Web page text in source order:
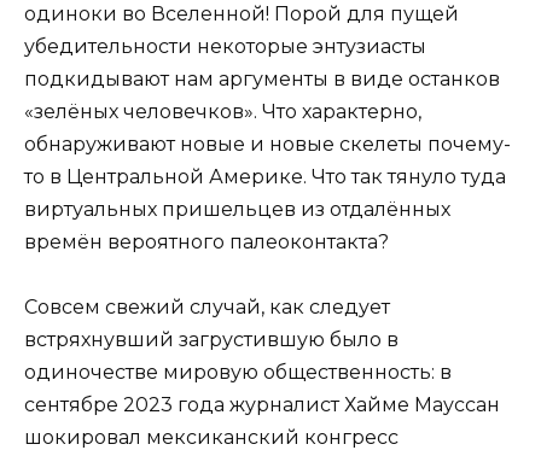
одиноки во Вселенной! Порой для пущей
убедительности некоторые энтузиасты
подкидывают нам аргументы в виде останков
«зелёных человечков». Что характерно,
обнаруживают новые и новые скелеты почему-
то в Центральной Америке. Что так тянуло туда
виртуальных пришельцев из отдалённых
времён вероятного палеоконтакта?
Совсем свежий случай, как следует
встряхнувший загрустившую было в
одиночестве мировую общественность: в
сентябре 2023 года журналист Хайме Мауссан
шокировал мексиканский конгресс